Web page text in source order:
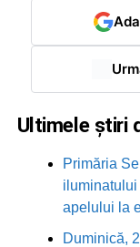
Ultimele știri
Primăria
iluminatului
apelului la
Duminică,